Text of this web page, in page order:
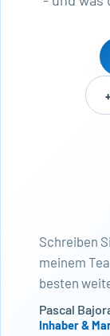
Schreiben
meinem
besten
Pascal
Inhaber &